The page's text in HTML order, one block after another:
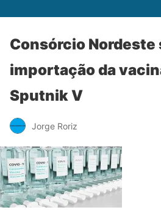
Consórcio Nordeste
importação da
Sputnik V
Jorge Roriz